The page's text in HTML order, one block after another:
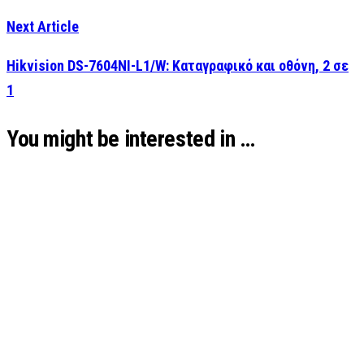
Next Article
Hikvision DS-7604NI-L1/W: Καταγραφικό και οθόνη, 2 σε
1
You might be interested in …